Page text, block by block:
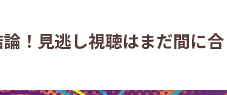
！見逃し視聴はまだ間に合